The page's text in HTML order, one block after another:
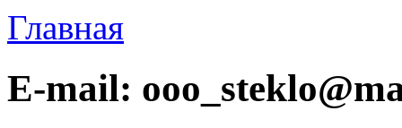
Главная
E-mail: